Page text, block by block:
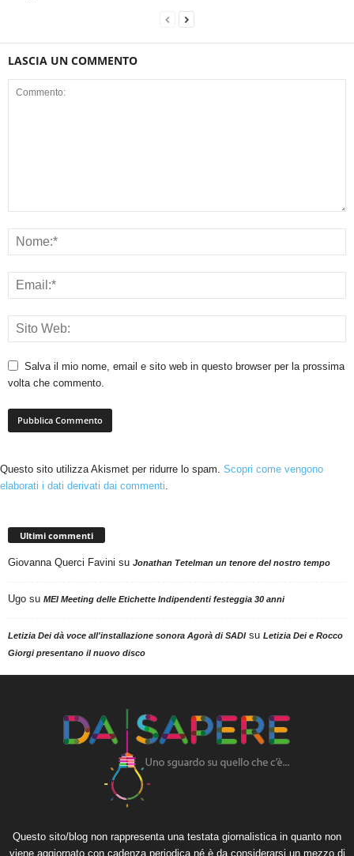
LASCIA UN COMMENTO
Salva il mio nome, email e sito web in questo browser per la prossima
volta che commento.
Questo sito utilizza Akismet per ridurre lo spam. Scopri come vengono
elaborati i dati derivati dai commenti.
Ultimi commenti
Giovanna Querci Favini su Jonathan Tetelman un tenore del nostro tempo
Ugo su MEI Meeting delle Etichette Indipendenti festeggia 30 anni
Letizia Dei dà voce all'installazione sonora Agorà di SADIsu Letizia Dei e Rocco
Giorgi presentano il nuovo disco
Questo sito/blog non rappresenta una testata giornalistica in quanto non
viene aggiornato con cadenza periodica né è da considerarsi un mezzo di